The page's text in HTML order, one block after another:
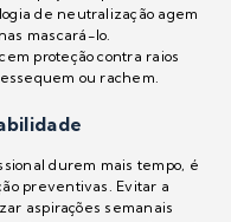
de neutralização agem
mascará-lo.
proteção contra raios
ou rachem.
durem mais tempo, é
preventivas. Evitar a
aspirações semanais